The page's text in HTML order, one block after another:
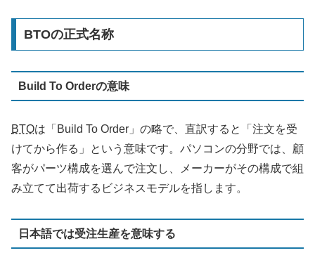
BTOの正式名称
Build To Orderの意味
BTOは「Build To Order」の略で、直訳すると「注文を受
けてから作る」という意味です。パソコンの分野では、顧
客がパーツ構成を選んで注文し、メーカーがその構成で組
み立てて出荷するビジネスモデルを指します。
日本語では受注生産を意味する